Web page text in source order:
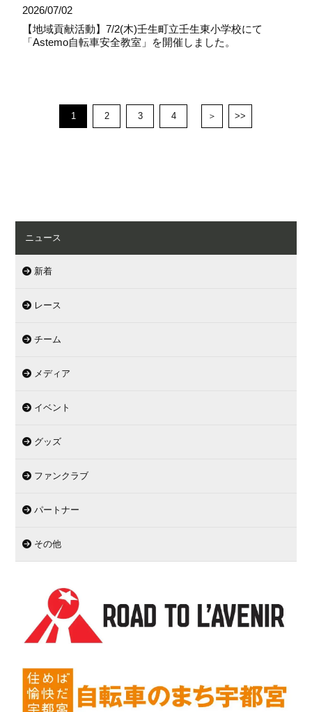
2026/07/02
【地域貢献活動】7/2(木)壬生町立壬生東小学校にて
「Astemo自転車安全教室」を開催しました。
1 2 3 4 ＞ >>
ニュース
新着
レース
チーム
メディア
イベント
グッズ
ファンクラブ
パートナー
その他